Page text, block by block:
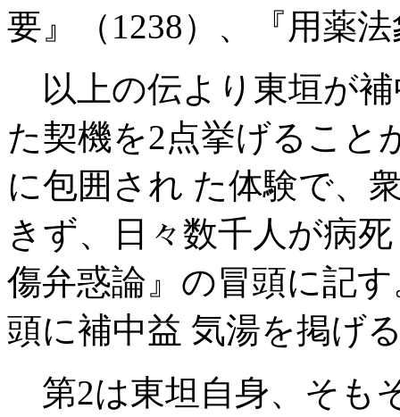
要』（1238）、『用薬
以上の伝より東垣が
た契機を2点挙げること
に包囲され た体験で、
きず、日々数千人が病
傷弁惑論』の冒頭に記
頭に補中益 気湯を掲げ
第2は東坦自身、そも